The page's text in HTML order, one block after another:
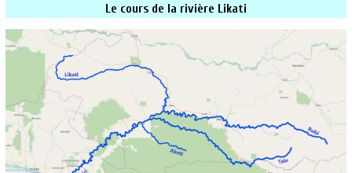
Le cours de la rivière Likati